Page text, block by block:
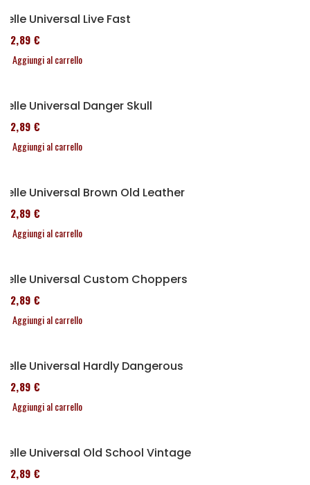
Selle Universal Live Fast
152,89 €
Aggiungi al carrello
Selle Universal Danger Skull
152,89 €
Aggiungi al carrello
Selle Universal Brown Old Leather
152,89 €
Aggiungi al carrello
Selle Universal Custom Choppers
152,89 €
Aggiungi al carrello
Selle Universal Hardly Dangerous
152,89 €
Aggiungi al carrello
Selle Universal Old School Vintage
152,89 €